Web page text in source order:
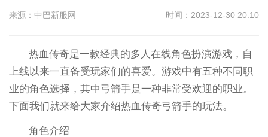
来源：中巴新服网 时间：2023-12-30 20:10
热血传奇是一款经典的多人在线角色扮演游戏，自
上线以来一直备受玩家们的喜爱。游戏中有五种不同职
业的角色选择，其中弓箭手是一种非常受欢迎的职业。
下面我们就来给大家介绍热血传奇弓箭手的玩法。
角色介绍